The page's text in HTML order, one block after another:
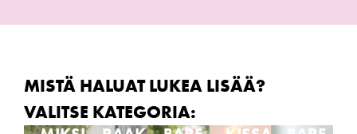
MISTÄ HALUAT LUKEA LISÄÄ?
VALITSE KATEGORIA: